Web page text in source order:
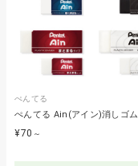
ぺんてる
ぺんてる Ain(アイン)消しゴム
¥70 ～